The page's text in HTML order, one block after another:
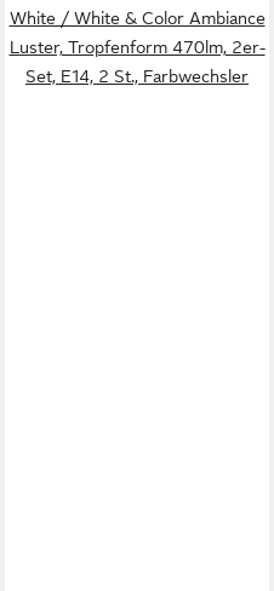
White / White & Color Ambiance
Luster, Tropfenform 470lm, 2er-
Set, E14, 2 St., Farbwechsler